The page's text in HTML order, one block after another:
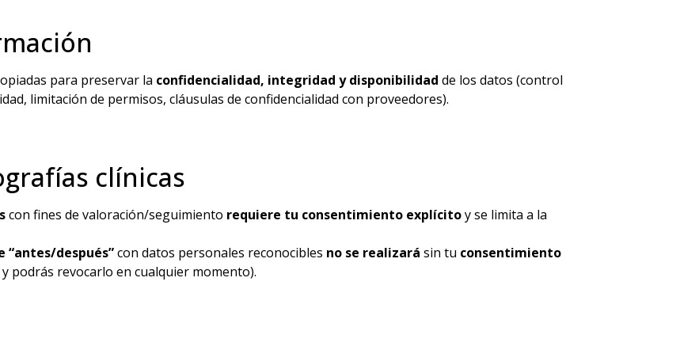
para preservar la confidencialidad, integridad y disponibilidad de los datos (control
limitación de permisos, cláusulas de confidencialidad con proveedores).
clínicas
con fines de valoración/seguimiento requiere tu consentimiento explícitoy se limita a la
“antes/después”con datos personales reconocibles no se realizará sin tu consentimiento
podrás revocarlo en cualquier momento).